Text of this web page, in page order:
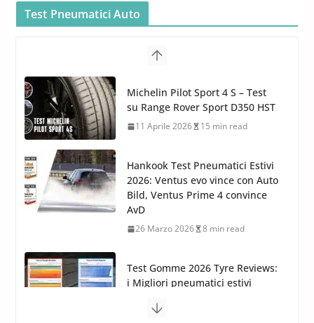
Car Care
26 Marzo 2025 2 min read
Azoto
26 Marzo 2025 2 min read
Test Pneumatici Auto
Hankook Test Pneumatici Estivi
2026: Ventus evo vince con Auto
Bild, Ventus Prime 4 convince
Test Gomme 2026 Tyre Reviews:
i Migliori pneumatici estivi
sportivi a confronto
Pirelli Cinturato 2026: due
confermano il salto tecnico del